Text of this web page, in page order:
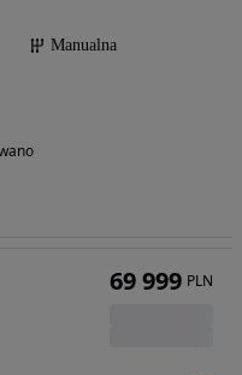
Manualna
69 999 PLN